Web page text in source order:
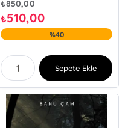
₺850,00
₺510,00
%40
Sepete Ekle